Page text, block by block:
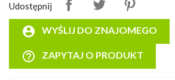
Udostępnij
account_circle WYŚLIJ DO ZNAJOMEGO
help_outline ZAPYTAJ O PRODUKT